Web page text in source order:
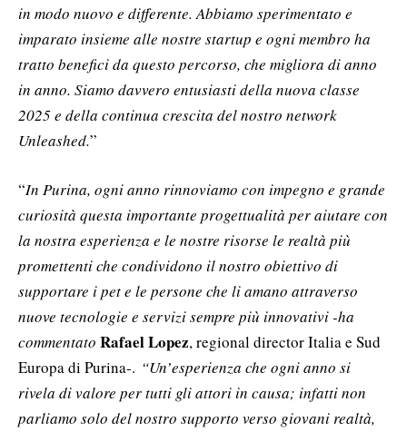
in modo nuovo e differente. Abbiamo sperimentato e
imparato insieme alle nostre startup e ogni membro ha
tratto benefici da questo percorso, che migliora di anno
in anno. Siamo davvero entusiasti della nuova classe
2025 e della continua crescita del nostro network
Unleashed.”
“In Purina, ogni anno rinnoviamo con impegno e grande
curiosità questa importante progettualità per aiutare con
la nostra esperienza e le nostre risorse le realtà più
promettenti che condividono il nostro obiettivo di
supportare i pet e le persone che li amano attraverso
nuove tecnologie e servizi sempre più innovativi -ha
commentato Rafael Lopez, regional director Italia e Sud
Europa di Purina-. “Un’esperienza che ogni anno si
rivela di valore per tutti gli attori in causa; infatti non
parliamo solo del nostro supporto verso giovani realtà,